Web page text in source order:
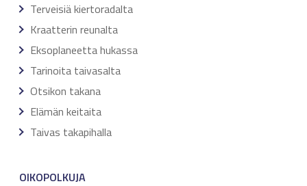
Terveisiä kiertoradalta
Kraatterin reunalta
Eksoplaneetta hukassa
Tarinoita taivasalta
Otsikon takana
Elämän keitaita
Taivas takapihalla
OIKOPOLKUJA